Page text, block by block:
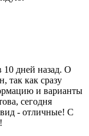
10 дней назад. О
так как сразу
и варианты
сегодня
- отличные! С